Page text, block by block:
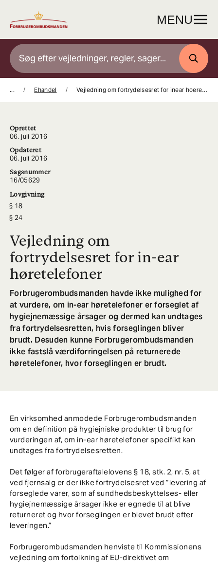
indhold
MENU
SØG
... Ehandel Vejledning om fortrydelsesret for inear hoeretelefoner
Oprettet
06. juli 2016
Opdateret
06. juli 2016
Sagsnummer
16/05629
Lovgivning
18
24
Vejledning om
fortrydelsesret for in-ear
høretelefoner
Forbrugerombudsmanden havde ikke mulighed for
at vurdere, om in-ear høretelefoner er forseglet af
hygiejnemæssige årsager og dermed kan undtages
fra fortrydelsesretten, hvis forseglingen bliver
brudt. Desuden kunne Forbrugerombudsmanden
ikke fastslå værdiforringelsen på returnerede
høretelefoner, hvor forseglingen er brudt.
En virksomhed anmodede Forbrugerombudsmanden
om en definition på hygiejniske produkter til brug for
vurderingen af, om in-ear høretelefoner specifikt kan
undtages fra fortrydelsesretten.
Det følger af forbrugeraftalelovens § 18, stk. 2, nr. 5, at
ved fjernsalg er der ikke fortrydelsesret ved ”levering af
forseglede varer, som af sundhedsbeskyttelses- eller
hygiejnemæssige årsager ikke er egnede til at blive
returneret og hvor forseglingen er blevet brudt efter
leveringen.”
Forbrugerombudsmanden henviste til Kommissionens
vejledning om fortolkning af EU-direktivet om